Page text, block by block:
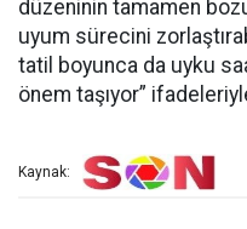
düzeninin tamamen
uyum sürecini
tatil boyunca da uyku
önem taşıyor”
Kaynak: